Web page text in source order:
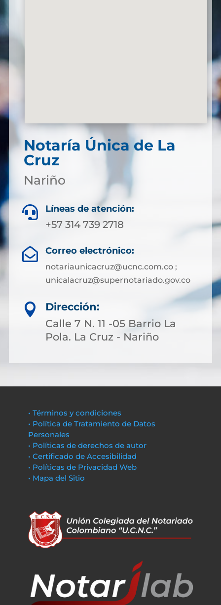
Notaría Única de La
Cruz
Nariño
 Líneas de atención:
+57 314 739 2718
 Correo electrónico:
notariaunicacruz@ucnc.com.co ;
unicalacruz@supernotariado.gov.co

Dirección:
Calle 7 N. 11 -05 Barrio La
Pola. La Cruz - Nariño
• Términos y condiciones
• Política de Tratamiento de Datos
Personales
• Políticas de derechos de autor
• Certificado de Accesibilidad
• Políticas de Privacidad Web
• Mapa del Sitio